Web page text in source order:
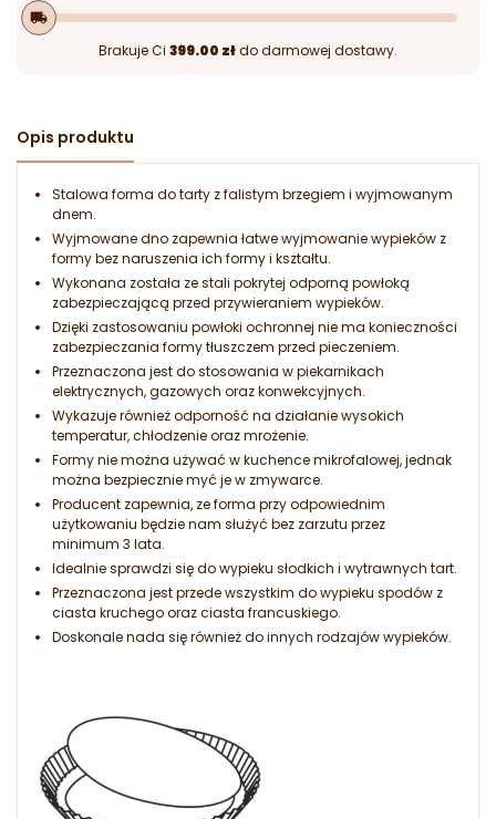
local_shipping
Brakuje Ci 399.00 złdo darmowej dostawy.
Opis produktu
Stalowa forma do tarty z falistym brzegiem i wyjmowanym
dnem.
Wyjmowane dno zapewnia łatwe wyjmowanie wypieków z
formy bez naruszenia ich formy i kształtu.
Wykonana została ze stali pokrytej odporną powłoką
zabezpieczającą przed przywieraniem wypieków.
Dzięki zastosowaniu powłoki ochronnej nie ma konieczności
zabezpieczania formy tłuszczem przed pieczeniem.
Przeznaczona jest do stosowania w piekarnikach
elektrycznych, gazowych oraz konwekcyjnych.
Wykazuje również odporność na działanie wysokich
temperatur, chłodzenie oraz mrożenie.
Formy nie można używać w kuchence mikrofalowej, jednak
można bezpiecznie myć je w zmywarce.
Producent zapewnia, ze forma przy odpowiednim
użytkowaniu będzie nam służyć bez zarzutu przez
minimum 3 lata.
Idealnie sprawdzi się do wypieku słodkich i wytrawnych tart.
Przeznaczona jest przede wszystkim do wypieku spodów z
ciasta kruchego oraz ciasta francuskiego.
Doskonale nada się również do innych rodzajów wypieków.